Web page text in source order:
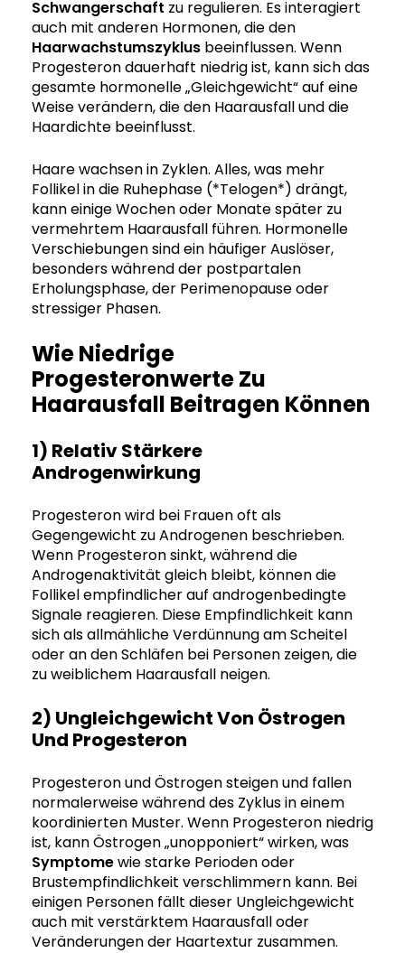
Schwangerschaft zu regulieren. Es interagiert
auch mit anderen Hormonen, die den
Haarwachstumszyklus beeinflussen. Wenn
Progesteron dauerhaft niedrig ist, kann sich das
gesamte hormonelle „Gleichgewicht“ auf eine
Weise verändern, die den Haarausfall und die
Haardichte beeinflusst.
Haare wachsen in Zyklen. Alles, was mehr
Follikel in die Ruhephase (*Telogen*) drängt,
kann einige Wochen oder Monate später zu
vermehrtem Haarausfall führen. Hormonelle
Verschiebungen sind ein häufiger Auslöser,
besonders während der postpartalen
Erholungsphase, der Perimenopause oder
stressiger Phasen.
Wie Niedrige
Progesteronwerte Zu
Haarausfall Beitragen Können
1) Relativ Stärkere
Androgenwirkung
Progesteron wird bei Frauen oft als
Gegengewicht zu Androgenen beschrieben.
Wenn Progesteron sinkt, während die
Androgenaktivität gleich bleibt, können die
Follikel empfindlicher auf androgenbedingte
Signale reagieren. Diese Empfindlichkeit kann
sich als allmähliche Verdünnung am Scheitel
oder an den Schläfen bei Personen zeigen, die
zu weiblichem Haarausfall neigen.
2) Ungleichgewicht Von Östrogen
Und Progesteron
Progesteron und Östrogen steigen und fallen
normalerweise während des Zyklus in einem
koordinierten Muster. Wenn Progesteron niedrig
ist, kann Östrogen „unopponiert“ wirken, was
Symptomewie starke Perioden oder
Brustempfindlichkeit verschlimmern kann. Bei
einigen Personen fällt dieser Ungleichgewicht
auch mit verstärktem Haarausfall oder
Veränderungen der Haartextur zusammen.